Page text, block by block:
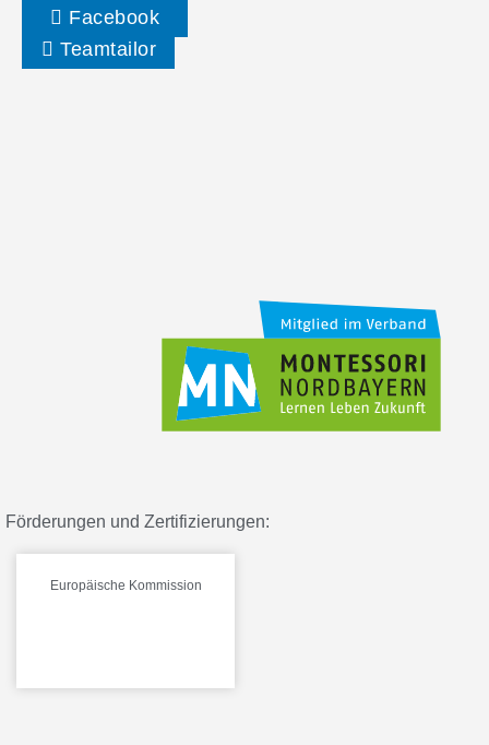
Facebook
Teamtailor
Förderungen und Zertifizierungen:
Europäische Kommission